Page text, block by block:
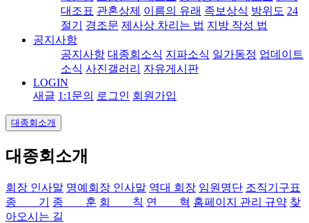
대조표 관혼상제 이름의 유래 족보상식 방위도 24
절기
경조문 제사상 차리는 법 지방 작성 법
공지사항
공지사항 대종회소식 지파소식 일가동정 업데이트
소식 사진갤러리 자유게시판
LOGIN
새글 1:1문의 로그인 회원가입
대종회소개
대종회소개
회장 인사말 명예회장 인사말 역대 회장 임원명단 조직기구표
종 기
종 훈 회 칙 연 혁 홈페이지 관리 규약 찾
아오시는 길